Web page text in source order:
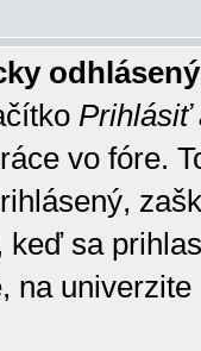
Prihlásiť
vo fóre.
sa
na univerzite